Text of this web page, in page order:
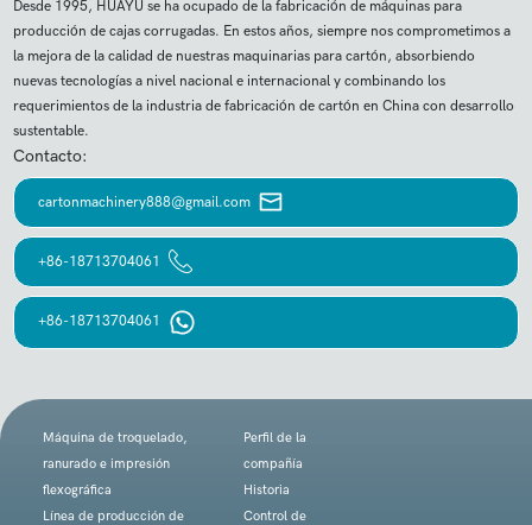
Desde 1995, HUAYU se ha ocupado de la fabricación de máquinas para
producción de cajas corrugadas. En estos años, siempre nos comprometimos a
la mejora de la calidad de nuestras maquinarias para cartón, absorbiendo
nuevas tecnologías a nivel nacional e internacional y combinando los
requerimientos de la industria de fabricación de cartón en China con desarrollo
sustentable.
Contacto:
cartonmachinery888@gmail.com
+86-18713704061
+86-18713704061
Máquina de troquelado,
ranurado e impresión
flexográfica
Línea de producción de
Perfil de la
compañía
Historia
Control de